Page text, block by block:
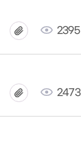
2395
2473